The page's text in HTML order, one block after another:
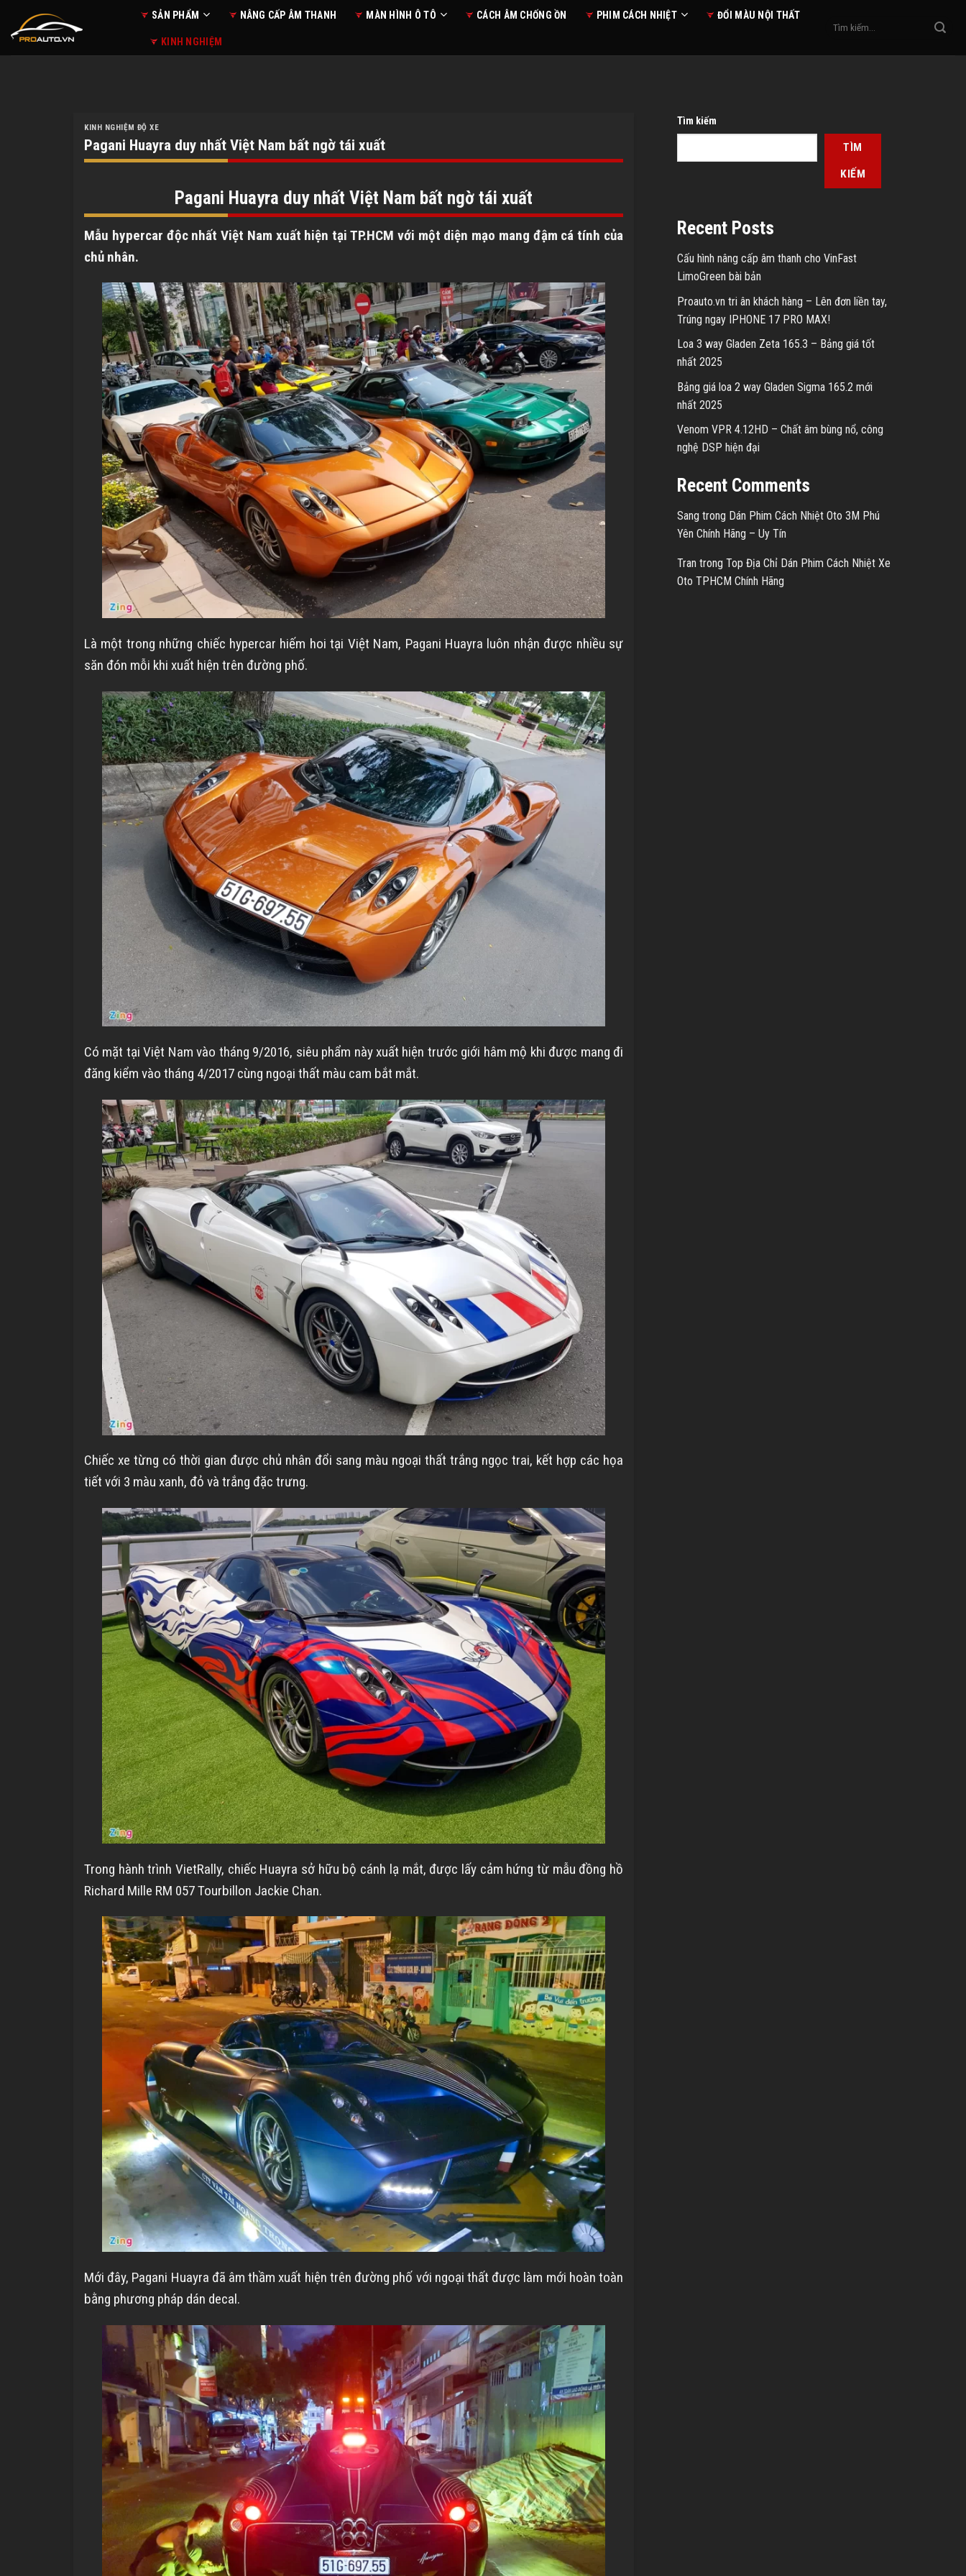
content
SẢN PHẨM NÂNG CẤP ÂM THANH MÀN HÌNH Ô TÔ CÁCH ÂM CHỐNG ỒN PHIM CÁCH NHIỆT ĐỔI MÀU NỘI THẤT
KINH NGHIỆM
Tìm
KINH NGHIỆM ĐỘ XE
Pagani Huayra duy nhất Việt Nam bất ngờ tái xuất
Pagani Huayra duy nhất Việt Nam bất ngờ tái xuất
Mẫu hypercar độc nhất Việt Nam xuất hiện tại TP.HCM với một diện mạo mang đậm cá tính của
chủ nhân.
Là một trong những chiếc hypercar hiếm hoi tại Việt Nam, Pagani Huayra luôn nhận được nhiều sự
săn đón mỗi khi xuất hiện trên đường phố.
Có mặt tại Việt Nam vào tháng 9/2016, siêu phẩm này xuất hiện trước giới hâm mộ khi được mang đi
đăng kiểm vào tháng 4/2017 cùng ngoại thất màu cam bắt mắt.
Chiếc xe từng có thời gian được chủ nhân đổi sang màu ngoại thất trắng ngọc trai, kết hợp các họa
tiết với 3 màu xanh, đỏ và trắng đặc trưng.
Trong hành trình VietRally, chiếc Huayra sở hữu bộ cánh lạ mắt, được lấy cảm hứng từ mẫu đồng hồ
Richard Mille RM 057 Tourbillon Jackie Chan.
Mới đây, Pagani Huayra đã âm thầm xuất hiện trên đường phố với ngoại thất được làm mới hoàn toàn
bằng phương pháp dán decal.
Tìm kiếm
TÌM
KIẾM
Recent Posts
Cấu hình nâng cấp âm thanh cho VinFast
LimoGreen bài bản
Proauto.vn tri ân khách hàng – Lên đơn liền tay,
Trúng ngay IPHONE 17 PRO MAX!
Loa 3 way Gladen Zeta 165.3 – Bảng giá tốt
nhất 2025
Bảng giá loa 2 way Gladen Sigma 165.2 mới
nhất 2025
Venom VPR 4.12HD – Chất âm bùng nổ, công
nghệ DSP hiện đại
Recent Comments
Sang trong Dán Phim Cách Nhiệt Oto 3M Phú
Yên Chính Hãng – Uy Tín
Tran trong Top Địa Chỉ Dán Phim Cách Nhiệt Xe
Oto TPHCM Chính Hãng